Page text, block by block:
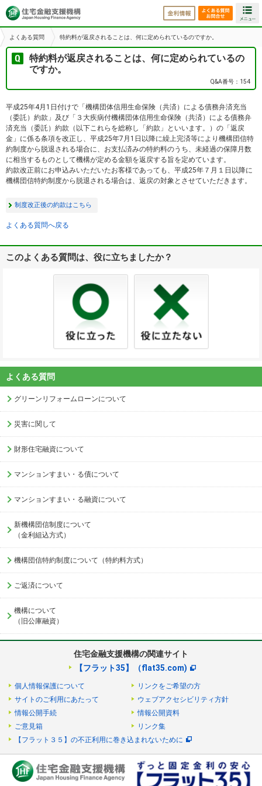
金利情報 よくあ
よくある質問 特約料が返戻されることは、何に定められているのですか。
特約料が返戻されることは、何に定められているの
ですか。
Q&A番号：154
平成25年4月1日付けで「機構団体信用生命保険（共済）による債務弁済充当
（委託）約款」及び「３大疾病付機構団体信用生命保険（共済）による債務弁
済充当（委託）約款（以下これらを総称し「約款」といいます。）の「返戻
金」に係る条項を改正し、平成25年7月1日以降に繰上完済等により機構団信特
約制度から脱退される場合に、お支払済みの特約料のうち、未経過の保障月数
に相当するものとして機構が定める金額を返戻する旨を定めています。
約款改正前にお申込みいただいたお客様であっても、平成25年７月１日以降に
機構団信特約制度から脱退される場合は、返戻の対象とさせていただきます。
制度改正後の約款はこちら
よくある質問へ戻る
このよくある質問は、役に立ちましたか？
よくある質問
グリーンリフォームローンについて
災害に関して
財形住宅融資について
マンションすまい・る債について
マンションすまい・る融資について
新機構団信制度について
（金利組込方式）
機構団信特約制度について（特約料方式）
ご返済について
機構について
（旧公庫融資）
住宅金融支援機構の関連サイト
【フラット35】（flat35.com)
個人情報保護について
リンクをご希望の方
サイトのご利用にあたって
ウェブアクセシビリティ方針
情報公開手続
情報公開資料
ご意見箱
リンク集
【フラット３５】の不正利用に巻き込まれないために